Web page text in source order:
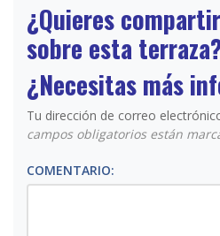
¿Quieres
sobre esta
¿Necesitas más
Tu dirección de correo
campos obligatorios están
COMENTARIO: